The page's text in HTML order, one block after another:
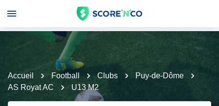
Accueil Football Clubs
Puy-de-Dôme
AS Royat AC
U13 M2